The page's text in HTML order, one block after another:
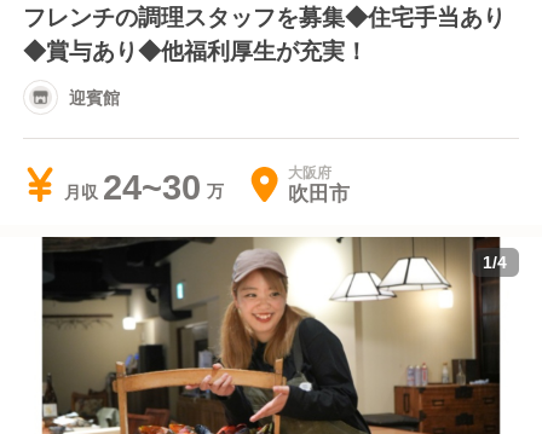
フレンチの調理スタッフを募集◆住宅手当あり
◆賞与あり◆他福利厚生が充実！
迎賓館
月収 24~30 大阪府
吹田市
1/4